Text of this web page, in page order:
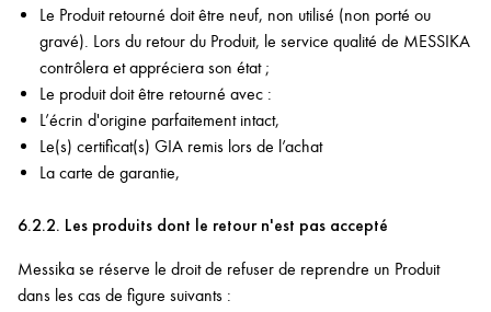
Le Produit retourné doit être neuf, non utilisé (non porté ou
gravé). Lors du retour du Produit, le service qualité de MESSIKA
contrôlera et appréciera son état ;
Le produit doit être retourné avec :
L’écrin d'origine parfaitement intact,
Le(s) certificat(s) GIA remis lors de l’achat
La carte de garantie,
6.2.2. Les produits dont le retour n'est pas accepté
Messika se réserve le droit de refuser de reprendre un Produit
dans les cas de figure suivants :